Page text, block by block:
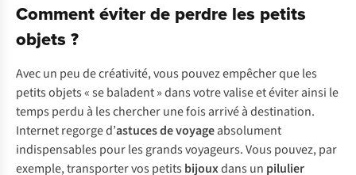
Comment éviter de perdre les petits
objets ?
Avec un peu de créativité, vous pouvez empêcher que les
petits objets « se baladent » dans votre valise et éviter ainsi le
temps perdu à les chercher une fois arrivé à destination.
Internet regorge d’astuces de voyageabsolument
indispensables pour les grands voyageurs. Vous pouvez, par
exemple, transporter vos petits bijouxdans un pilulier